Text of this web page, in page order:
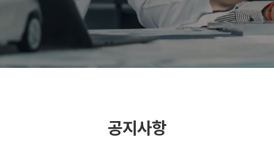
공지사항